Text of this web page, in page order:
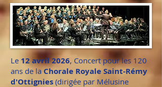
Le 12 avril 2026, Concert pour les 120
ans de laChorale Royale Saint-Rémy
d'Ottignies (dirigée par Mélusine